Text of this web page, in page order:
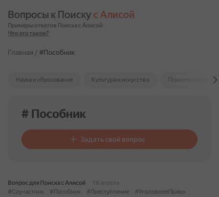
Вопросы к Поиску с Алисой
Примеры ответов Поиска с Алисой
Что это такое?
Главная / #Пособник
Наука и образование Культура и искусство Психология и
# Пособник
Задать свой вопрос
Вопрос для Поиска с Алисой
18 апреля
#Соучастник
#Пособник #Преступление
#УголовноеПраво